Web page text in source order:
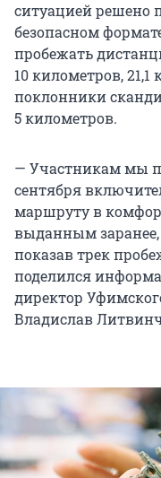
ситуацией решено
безопасном
пробежать
10 километров,
поклонники
5 километров.
— Участникам мы
сентября
маршруту в
выданным
показав трек
поделился
директор
Владислав